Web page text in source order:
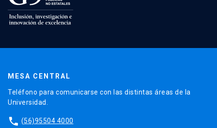
MESA CENTRAL
Teléfono para comunicarse con las distintas áreas de la
Universidad.
phone (56)95504 4000